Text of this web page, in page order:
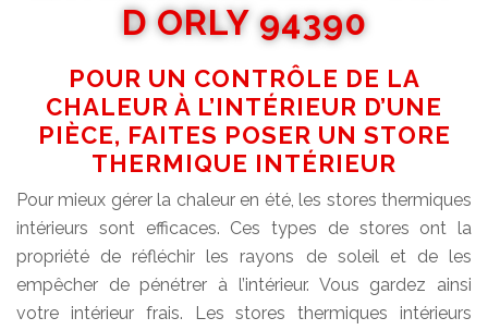
D ORLY 94390
POUR UN CONTRÔLE DE LA
CHALEUR À L’INTÉRIEUR D’UNE
PIÈCE, FAITES POSER UN STORE
THERMIQUE INTÉRIEUR
Pour mieux gérer la chaleur en été, les stores thermiques
intérieurs sont efficaces. Ces types de stores ont la
propriété de réfléchir les rayons de soleil et de les
empêcher de pénétrer à l’intérieur. Vous gardez ainsi
votre intérieur frais. Les stores thermiques intérieurs